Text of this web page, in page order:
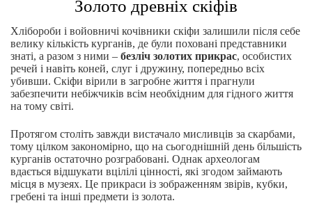
Золото древніх скіфів
Хлібороби і войовничі кочівники скіфи залишили після себе
велику кількість курганів, де були поховані представники
знаті, а разом з ними – безліч золотих прикрас, особистих
речей і навіть коней, слуг і дружину, попередньо всіх
убивши. Скіфи вірили в загробне життя і прагнули
забезпечити небіжчиків всім необхідним для гідного життя
на тому світі.
Протягом століть завжди вистачало мисливців за скарбами,
тому цілком закономірно, що на сьогоднішній день більшість
курганів остаточно розграбовані. Однак археологам
вдається відшукати вцілілі цінності, які згодом займають
місця в музеях. Це прикраси із зображенням звірів, кубки,
гребені та інші предмети із золота.